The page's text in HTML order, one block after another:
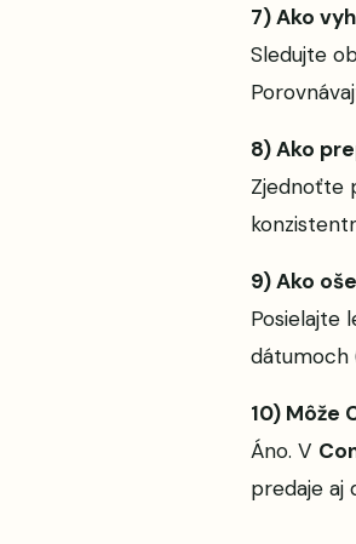
7) Ako
Sledujte
8) Ako
Zjednoťte
9) Ako
Posielajte
dátumoch
10) Môže
Áno. V
predaje aj